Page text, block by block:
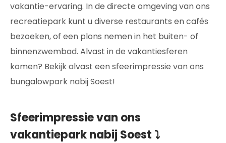
vakantie-ervaring. In de directe omgeving van ons
recreatiepark kunt u diverse restaurants en cafés
bezoeken, of een plons nemen in het buiten- of
binnenzwembad. Alvast in de vakantiesferen
komen? Bekijk alvast een sfeerimpressie van ons
bungalowpark nabij Soest!
Sfeerimpressie van ons
vakantiepark nabij Soest ⤵